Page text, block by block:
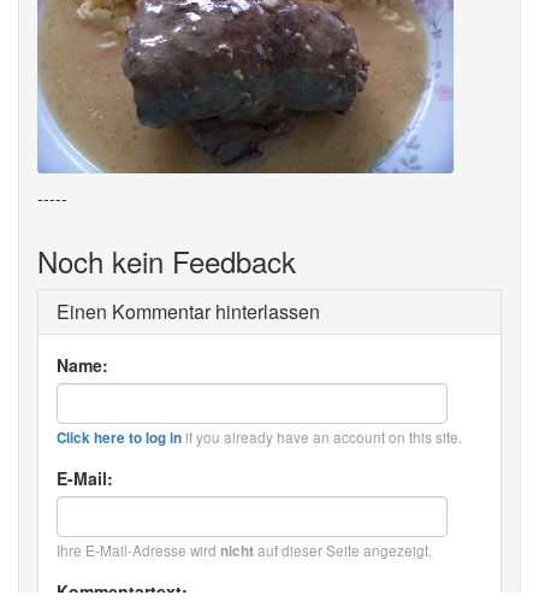
-----
Noch kein Feedback
Einen Kommentar hinterlassen
Name:
Click here to log inif you already have an account on this site.
E-Mail:
Ihre E-Mail-Adresse wird nichtauf dieser Seite angezeigt.
Kommentartext: